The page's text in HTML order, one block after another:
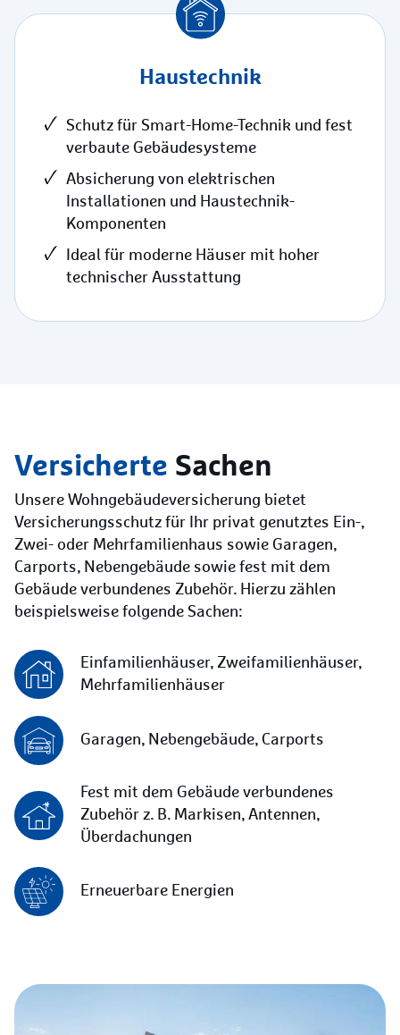
Haustechnik
Schutz für Smart-Home-Technik und fest
verbaute Gebäudesysteme
Absicherung von elektrischen
Installationen und Haustechnik-
Komponenten
Ideal für moderne Häuser mit hoher
technischer Ausstattung
Versicherte Sachen
Unsere Wohngebäudeversicherung bietet
Versicherungsschutz für Ihr privat genutztes Ein-,
Zwei- oder Mehrfamilienhaus sowie Garagen,
Carports, Nebengebäude sowie fest mit dem
Gebäude verbundenes Zubehör. Hierzu zählen
beispielsweise folgende Sachen:
Einfamilienhäuser, Zweifamilienhäuser,
Mehrfamilienhäuser
Garagen, Nebengebäude, Carports
Fest mit dem Gebäude verbundenes
Zubehör z. B. Markisen, Antennen,
Überdachungen
Erneuerbare Energien